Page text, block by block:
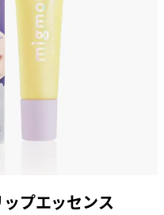
プエッセンス